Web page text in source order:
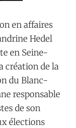
en affaires
Hedel
en Seine-
création de la
du Blanc-
responsable
de son
élections